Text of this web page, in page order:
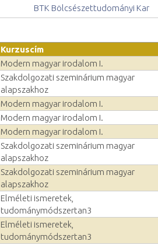
BTK Bölcsészettudományi Kar
Kurzuscím
Modern magyar irodalom I.
Szakdolgozati szeminárium magyar
alapszakhoz
Modern magyar irodalom I.
Modern magyar irodalom I.
Modern magyar irodalom I.
Szakdolgozati szeminárium magyar
alapszakhoz
Szakdolgozati szeminárium magyar
alapszakhoz
Elméleti ismeretek,
tudománymódszertan3
Elméleti ismeretek,
tudománymódszertan3